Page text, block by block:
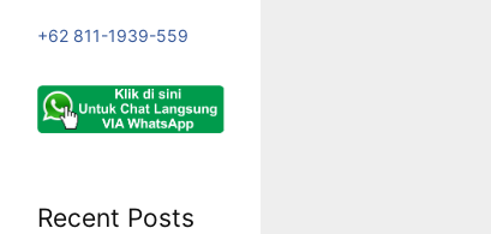
+62 811-1939-559
Recent Posts